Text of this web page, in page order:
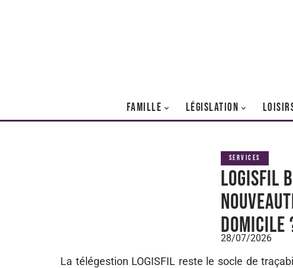
FAMILLE LÉGISLATION
SERVICES
domicile
28/07/2026
La télégestion LOGISFIL reste le socle de